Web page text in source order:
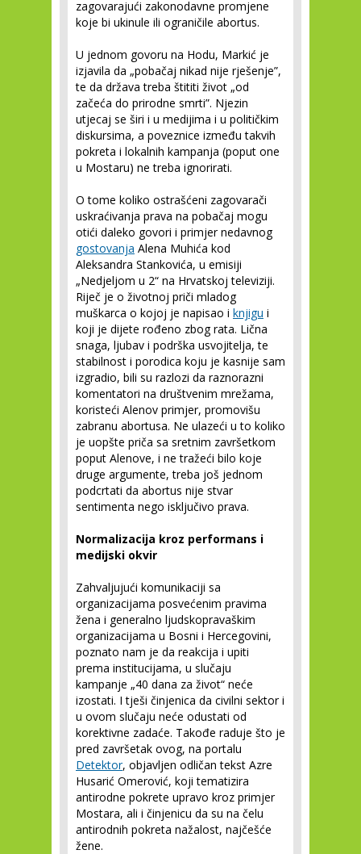
zagovarajući zakonodavne promjene
koje bi ukinule ili ograničile abortus.
U jednom govoru na Hodu, Markić je
izjavila da „pobačaj nikad nije rješenje”,
te da država treba štititi život „od
začeća do prirodne smrti”. Njezin
utjecaj se širi i u medijima i u političkim
diskursima, a poveznice između takvih
pokreta i lokalnih kampanja (poput one
u Mostaru) ne treba ignorirati.
O tome koliko ostrašćeni zagovarači
uskraćivanja prava na pobačaj mogu
otići daleko govori i primjer nedavnog
gostovanja Alena Muhića kod
Aleksandra Stankovića, u emisiji
„Nedjeljom u 2“ na Hrvatskoj televiziji.
Riječ je o životnoj priči mladog
muškarca o kojoj je napisao i knjigu i
koji je dijete rođeno zbog rata. Lična
snaga, ljubav i podrška usvojitelja, te
stabilnost i porodica koju je kasnije sam
izgradio, bili su razlozi da raznorazni
komentatori na društvenim mrežama,
koristeći Alenov primjer, promovišu
zabranu abortusa. Ne ulazeći u to koliko
je uopšte priča sa sretnim završetkom
poput Alenove, i ne tražeći bilo koje
druge argumente, treba još jednom
podcrtati da abortus nije stvar
sentimenta nego isključivo prava.
Normalizacija kroz performans i
medijski okvir
Zahvaljujući komunikaciji sa
organizacijama posvećenim pravima
žena i generalno ljudskopravaškim
organizacijama u Bosni i Hercegovini,
poznato nam je da reakcija i upiti
prema institucijama, u slučaju
kampanje „40 dana za život“ neće
izostati. I tješi činjenica da civilni sektor i
u ovom slučaju neće odustati od
korektivne zadaće. Takođe raduje što je
pred završetak ovog, na portalu
Detektor, objavljen odličan tekst Azre
Husarić Omerović, koji tematizira
antirodne pokrete upravo kroz primjer
Mostara, ali i činjenicu da su na čelu
antirodnih pokreta nažalost, najčešće
žene.